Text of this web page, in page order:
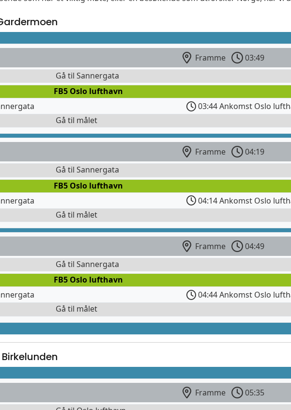
Framme
03:49
Gå til Sannergata
FB5 Oslo lufthavn
03:44 Ankomst Oslo
Gå til målet
Framme
04:19
Gå til Sannergata
FB5 Oslo lufthavn
04:14 Ankomst Oslo
Gå til målet
Framme
04:49
Gå til Sannergata
FB5 Oslo lufthavn
04:44 Ankomst Oslo
Gå til målet
Framme
05:35